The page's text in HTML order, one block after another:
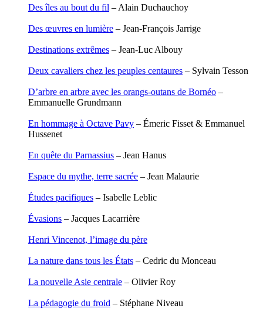
Dash Naraa
Dectot de Christen Antoine
Degoul Franck
Deledicque Sébastien
Delloye Mélanie
Descave Nicolas
Desprez Léopoldine
Devouassoux Philippe
Ducret Nicolas
Dunbar Géraldine
Figueras Raymond
Fisset Christine
Fontaine Benoît
Fradin Patrick
François Valérie
Gana Frédéric
Wakhan
Des îles au bout du fil – Alain Duchauchoy
Des œuvres en lumière – Jean-François Jarrige
Destinations extrêmes – Jean-Luc Albouy
Deux cavaliers chez les peuples centaures – Sylvain Tesson
D’arbre en arbre avec les orangs-outans de Bornéo –
Emmanuelle Grundmann
En hommage à Octave Pavy – Émeric Fisset & Emmanuel
Hussenet
En quête du Parnassius – Jean Hanus
Espace du mythe, terre sacrée – Jean Malaurie
Études pacifiques – Isabelle Leblic
Évasions – Jacques Lacarrière
Henri Vincenot, l’image du père
La nature dans tous les États – Cedric du Monceau
La nouvelle Asie centrale – Olivier Roy
La pédagogie du froid – Stéphane Niveau